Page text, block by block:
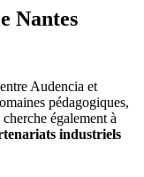
Nantes
Audencia et
pédagogiques,
également à
industriels